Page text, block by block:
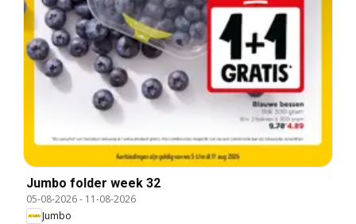
Jumbo folder week 32
05-08-2026- 11-08-2026
Jumbo